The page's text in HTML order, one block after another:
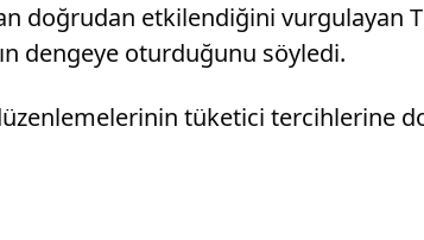
doğrudan etkilendiğini vurgulayan
dengeye oturduğunu söyledi.
tüketici tercihlerine